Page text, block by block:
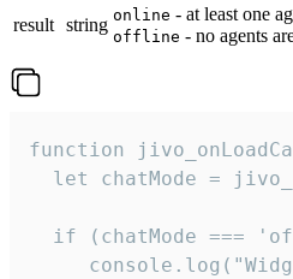
result string online - at least one
offline - no agents
function
let chatMode =
if (chatMode ===